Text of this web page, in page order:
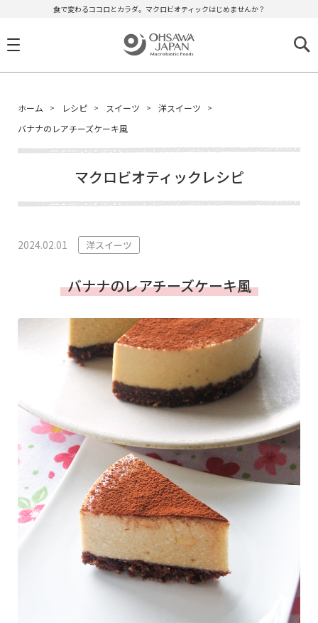
食で変わるココロとカラダ。マクロビオティックはじめませんか？
ホーム レシピ スイーツ
洋スイーツ
バナナのレアチーズケーキ風
マクロビオティックレシピ
2024.02.01 洋スイーツ
バナナのレアチーズケーキ風